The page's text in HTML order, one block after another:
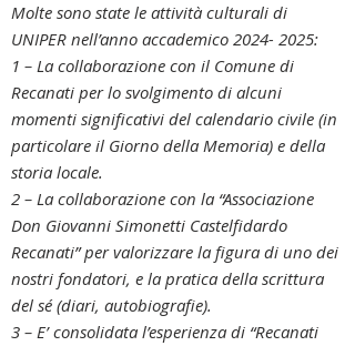
Molte sono state le attività culturali di
UNIPER nell’anno accademico 2024- 2025:
1 – La collaborazione con il Comune di
Recanati per lo svolgimento di alcuni
momenti significativi del calendario civile (in
particolare il Giorno della Memoria) e della
storia locale.
2 – La collaborazione con la “Associazione
Don Giovanni Simonetti Castelfidardo
Recanati” per valorizzare la figura di uno dei
nostri fondatori, e la pratica della scrittura
del sé (diari, autobiografie).
3 – E’ consolidata l’esperienza di “Recanati